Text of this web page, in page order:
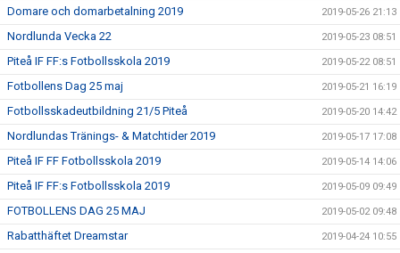
Domare och domarbetalning 2019 2019-05-26 21:13
Nordlunda Vecka 22 2019-05-23 08:51
Piteå IF FF:s Fotbollsskola 2019 2019-05-22 08:51
Fotbollens Dag 25 maj 2019-05-21 16:19
Fotbollsskadeutbildning 21/5 Piteå 2019-05-20 14:42
Nordlundas Tränings- & Matchtider 2019 2019-05-17 17:08
Piteå IF FF Fotbollsskola 2019 2019-05-14 14:06
Piteå IF FF:s Fotbollsskola 2019 2019-05-09 09:49
FOTBOLLENS DAG 25 MAJ 2019-05-02 09:48
Rabatthäftet Dreamstar 2019-04-24 10:55